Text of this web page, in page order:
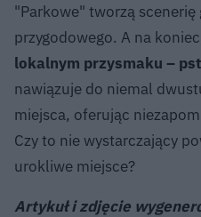
"Parkowe" tworzą
przygodowego. A na
lokalnym przysmaku –
nawiązuje do niemal
miejsca, oferując
Czy to nie wystarczający
urokliwe miejsce?
Artykuł i zdjęcie